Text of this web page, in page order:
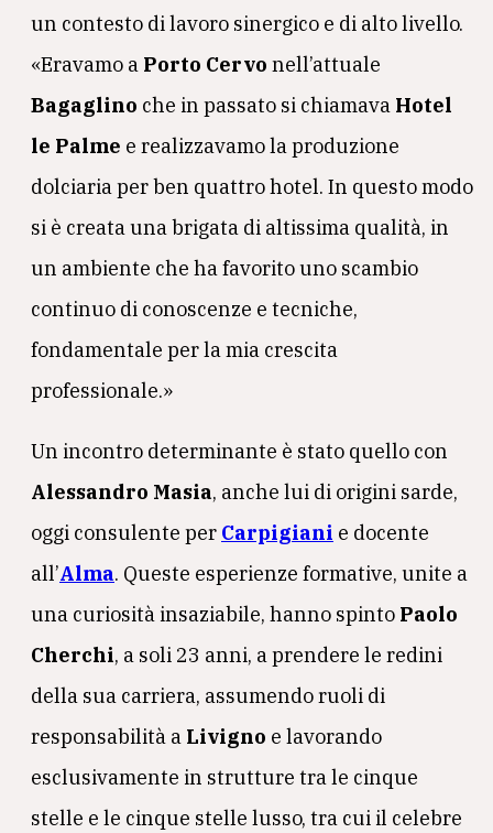
un contesto di lavoro sinergico e di alto livello.
«Eravamo a Porto Cervo nell’attuale
Bagaglino che in passato si chiamava Hotel
le Palme e realizzavamo la produzione
dolciaria per ben quattro hotel. In questo modo
si è creata una brigata di altissima qualità, in
un ambiente che ha favorito uno scambio
continuo di conoscenze e tecniche,
fondamentale per la mia crescita
professionale.»
Un incontro determinante è stato quello con
Alessandro Masia, anche lui di origini sarde,
oggi consulente per Carpigiani e docente
all’Alma. Queste esperienze formative, unite a
una curiosità insaziabile, hanno spinto Paolo
Cherchi, a soli 23 anni, a prendere le redini
della sua carriera, assumendo ruoli di
responsabilità a Livigno e lavorando
esclusivamente in strutture tra le cinque
stelle e le cinque stelle lusso, tra cui il celebre